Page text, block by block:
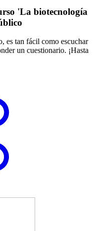
'La biotecnología
es tan fácil como escuchar
un cuestionario. ¡Hasta